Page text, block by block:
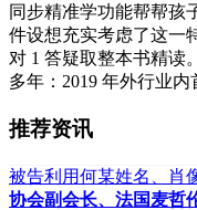
同步精准学功能帮帮孩
件设想充实考虑了这一
对 1 答疑取整本书精读
多年：2019 年外行业内
推荐资讯
被告利用何某姓名、肖
协会副会长、法国麦哲